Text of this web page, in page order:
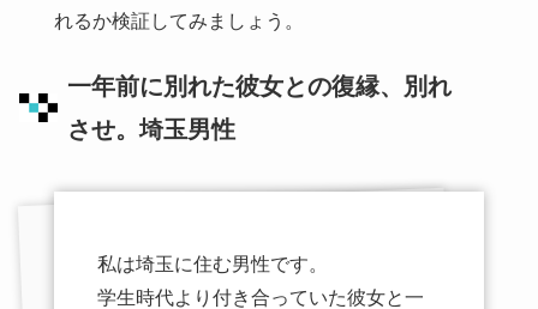
れるか検証してみましょう。
一年前に別れた彼女との復縁、別れ
させ。埼玉男性
私は埼玉に住む男性です。
学生時代より付き合っていた彼女と一